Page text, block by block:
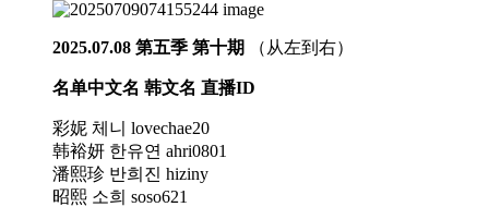
2025.07.08 第五季 第十期 （从左到右）
名单中文名 韩文名 直播ID
彩妮 체니 lovechae20
韩裕妍 한유연 ahri0801
潘熙珍 반희진 hiziny
昭熙 소희 soso621